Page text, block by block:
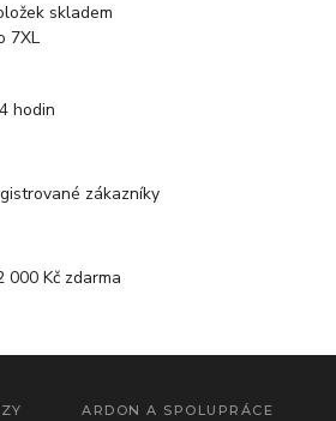
skladem
7XL
hodin
zákazníky
000 Kč zdarma
ARDON A SPOLUPRÁCE